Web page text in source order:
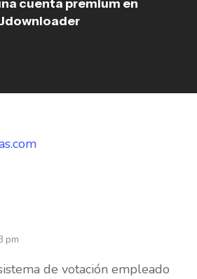
cuenta premium en
Jdownloader
pm
de votación empleado